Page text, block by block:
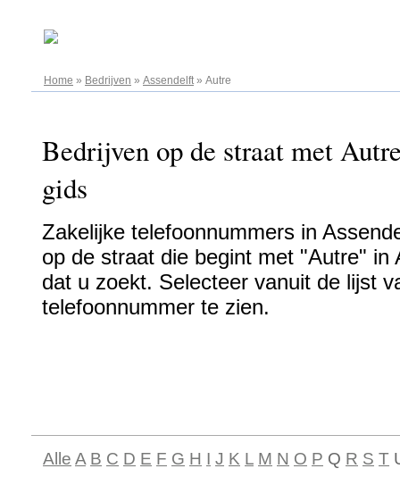
Home » Bedrijven » Assendelft» Autre
Bedrijven op de straat met
gids
Zakelijke telefoonnummers in
op de straat die begint met "Autre"
dat u zoekt. Selecteer vanuit de lijst
telefoonnummer te zien.
Alle A B C D E F G H I J K L M N O P Q R S T